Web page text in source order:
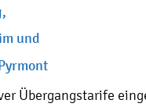
und
Übergangstarife